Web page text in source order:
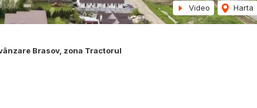
Video Harta
Brasov, zona Tractorul